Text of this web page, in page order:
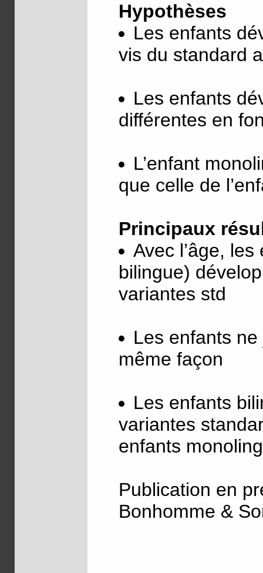
Hypothèses
Les enfants
vis du standard
Les enfants
différentes en
L’enfant
que celle de
Principaux
Avec l’âge,
bilingue)
variantes std
Les enfants
même façon
Les enfants
variantes
enfants
Publication en
Bonhomme &